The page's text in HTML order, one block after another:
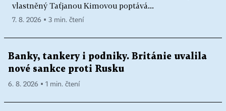
vlastněný Taťjanou Kimovou poptává...
7. 8. 2026 ▪ 3 min. čtení
Banky, tankery i podniky. Británie uvalila
nové sankce proti Rusku
6. 8. 2026 ▪ 1 min. čtení